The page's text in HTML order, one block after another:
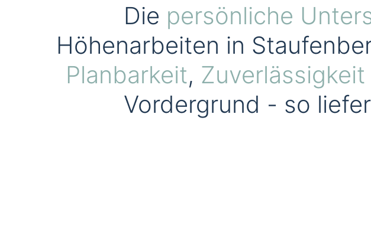
Die persönliche
Höhenarbeiten in
Planbarkeit, Zuverlässigkeit
Vordergrund - so